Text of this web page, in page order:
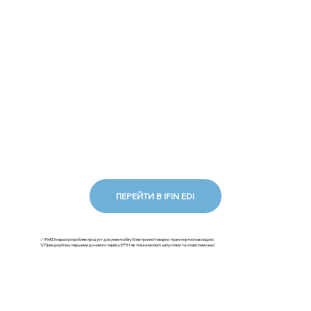
ПЕРЕЙТИ В IFIN EDI
✅ iFinEDI наразі розробляє продукт документообігу Електронної товарно-транспортної накладної.
💡Приєднуйтесь першими до нового сервісу ЕТТН: як тільки ми його запустимо та сповістимо вас!